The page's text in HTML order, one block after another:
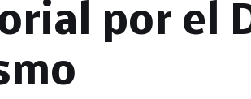
por el